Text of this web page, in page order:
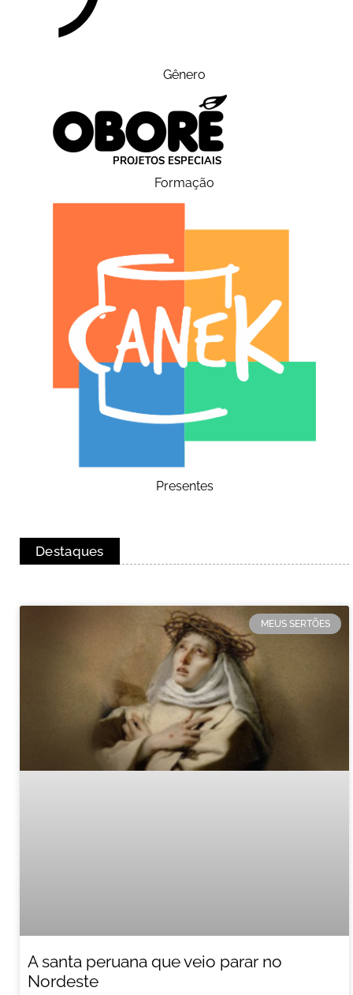
Gênero
Formação
Presentes
Destaques
MEUS SERTÕES
A santa peruana que veio parar no
Nordeste